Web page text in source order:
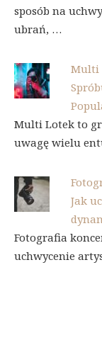
sposób na
ubrań, …
Multi
Multi Lotek to
uwagę wielu
Jak
Fotografia
uchwycenie